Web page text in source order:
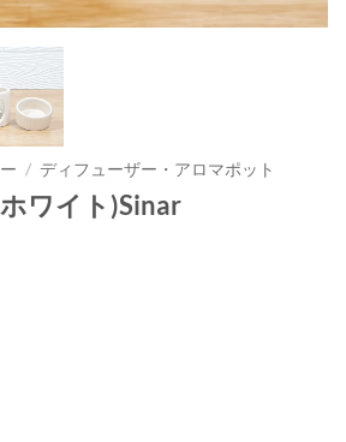
/ ディフューザー・アロマポット
ワイト)Sinar